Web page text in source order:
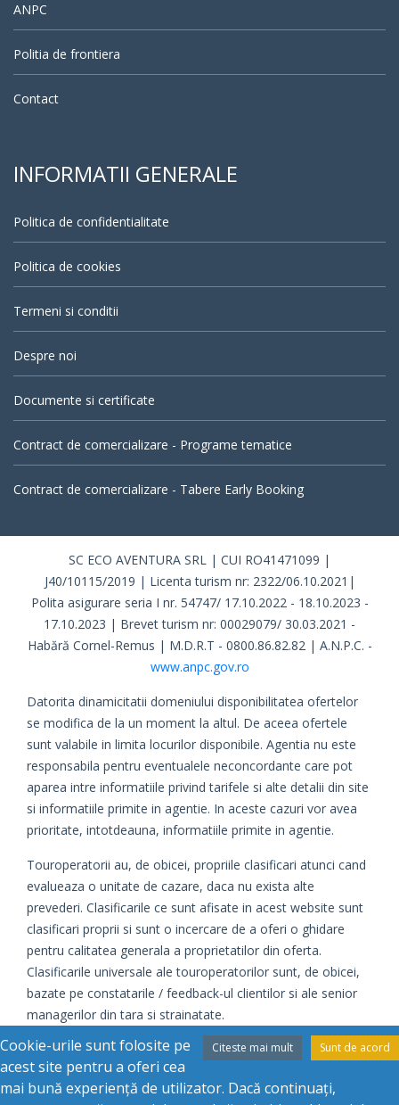
ANPC
Politia de frontiera
Contact
INFORMATII GENERALE
Politica de confidentialitate
Politica de cookies
Termeni si conditii
Despre noi
Documente si certificate
Contract de comercializare - Programe tematice
Contract de comercializare - Tabere Early Booking
SC ECO AVENTURA SRL | CUI RO41471099 |
J40/10115/2019 | Licenta turism nr: 2322/06.10.2021|
Polita asigurare seria I nr. 54747/ 17.10.2022 - 18.10.2023 -
17.10.2023 | Brevet turism nr: 00029079/ 30.03.2021 -
Habără Cornel-Remus | M.D.R.T - 0800.86.82.82 | A.N.P.C. -
www.anpc.gov.ro
Datorita dinamicitatii domeniului disponibilitatea ofertelor
se modifica de la un moment la altul. De aceea ofertele
sunt valabile in limita locurilor disponibile. Agentia nu este
responsabila pentru eventualele neconcordante care pot
aparea intre informatiile privind tarifele si alte detalii din site
si informatiile primite in agentie. In aceste cazuri vor avea
prioritate, intotdeauna, informatiile primite in agentie.
Touroperatorii au, de obicei, propriile clasificari atunci cand
evalueaza o unitate de cazare, daca nu exista alte
prevederi. Clasificarile ce sunt afisate in acest website sunt
clasificari proprii si sunt o incercare de a oferi o ghidare
pentru calitatea generala a proprietatilor din oferta.
Clasificarile universale ale touroperatorilor sunt, de obicei,
bazate pe constatarile / feedback-ul clientilor si ale senior
managerilor din tara si strainatate.
Daca este cazul, evaluarile oficiale sunt date de catre
autoritatile din fiecare tara si au tendinta de a da o
clasificare corecta bazata pe standardele relative din tara
Sunt de acord
Citeste mai mult
Cookie-urile sunt folosite pe
acest site pentru a oferi cea
mai bună experiență de utilizator. Dacă continuați,